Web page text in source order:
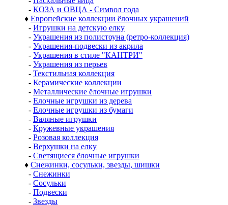
- КОЗА и ОВЦА - Символ года
♦ Европейские коллекции ёлочных украшений
- Игрушки на детскую елку
- Украшения из полистоуна (ретро-коллекция)
- Украшения-подвески из акрила
- Украшения в стиле "КАНТРИ"
- Украшения из перьев
- Текстильная коллекция
- Керамические коллекции
- Металлические ёлочные игрушки
- Елочные игрушки из дерева
- Елочные игрушки из бумаги
- Валяные игрушки
- Кружевные украшения
- Розовая коллекция
- Верхушки на елку
- Светящиеся ёлочные игрушки
♦ Снежинки, сосульки, звезды, шишки
- Снежинки
- Сосульки
- Подвески
- Звезды